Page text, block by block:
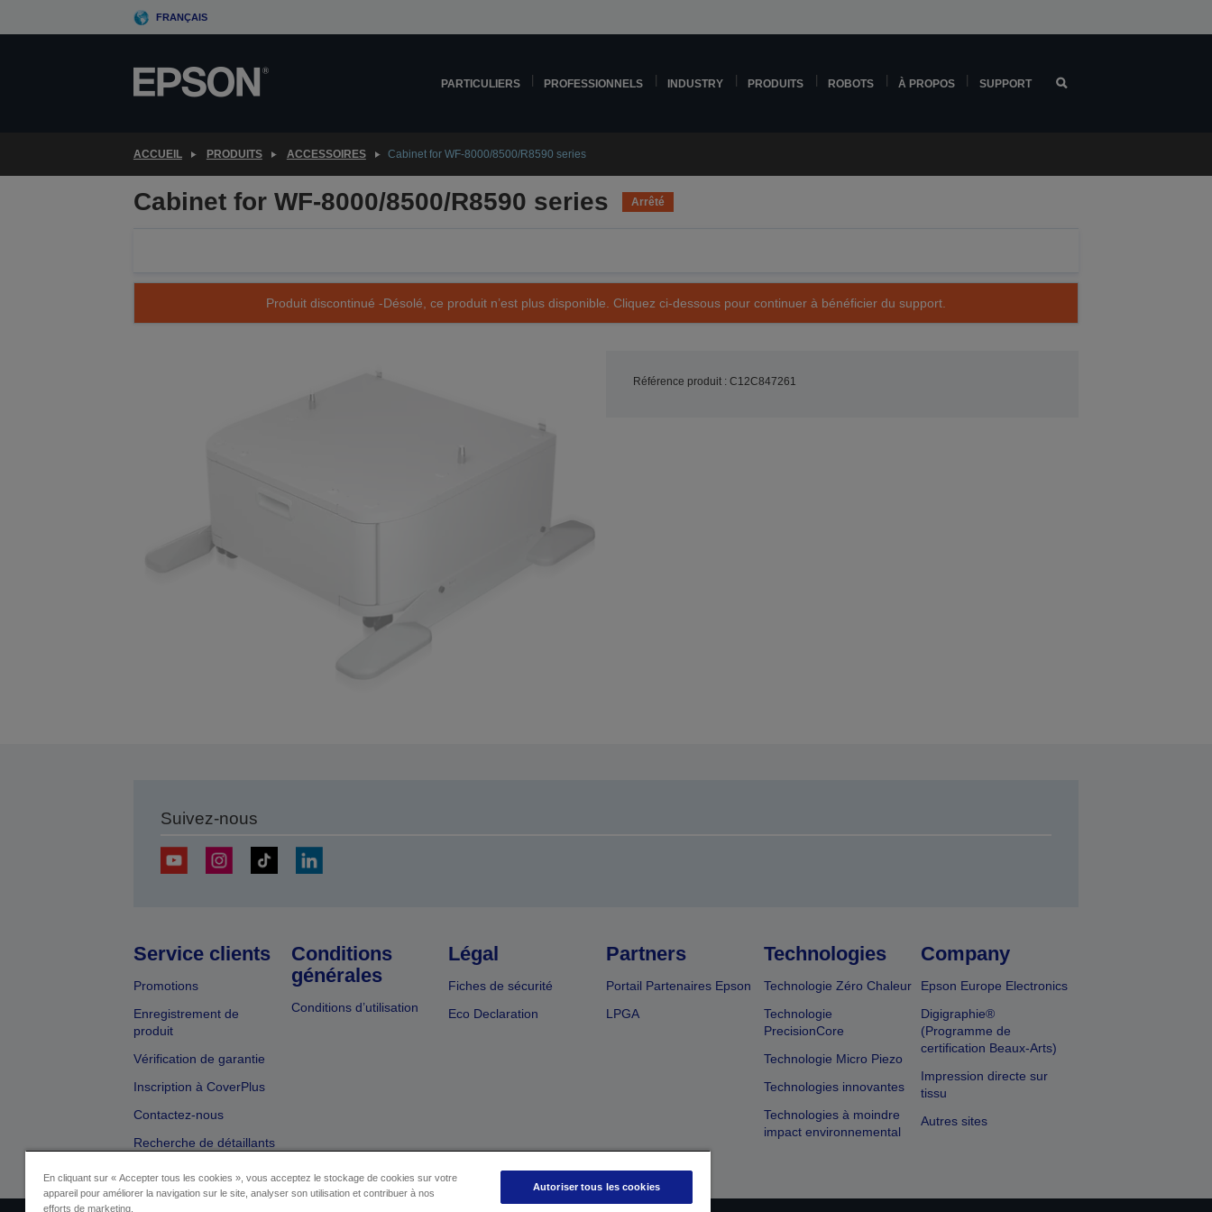
to
FRANÇAIS
PARTICULIERS PROFESSIONNELS INDUSTRY PRODUITS ROBOTS À PROPOS SUPPORT
ACCUEIL PRODUITS ACCESSOIRES Cabinet for WF-8000/8500/R8590 series
Cabinet for WF-8000/8500/R8590 series Arrêté
Produit discontinué -Désolé, ce produit n’est plus disponible. Cliquez ci-dessous pour continuer à bénéficier du support.
Référence produit : C12C847261
Suivez-nous
Service clients
Promotions
Enregistrement de
produit
Vérification de garantie
Inscription à CoverPlus
Contactez-nous
Recherche de détaillants
Conditions
générales
Conditions d’utilisation
Légal
Fiches de sécurité
Eco Declaration
Partners
Portail Partenaires Epson
LPGA
Technologies
Technologie Zéro Chaleur
Technologie
PrecisionCore
Technologie Micro Piezo
Technologies innovantes
Technologies à moindre
impact environnemental
Company
Epson Europe Electronics
Digigraphie®
(Programme de
certification Beaux-Arts)
Impression directe sur
tissu
Autres sites
En cliquant sur « Accepter tous les cookies », vous acceptez le stockage de cookies sur votre
appareil pour améliorer la navigation sur le site, analyser son utilisation et contribuer à nos
efforts de marketing.
Autoriser tous les cookies